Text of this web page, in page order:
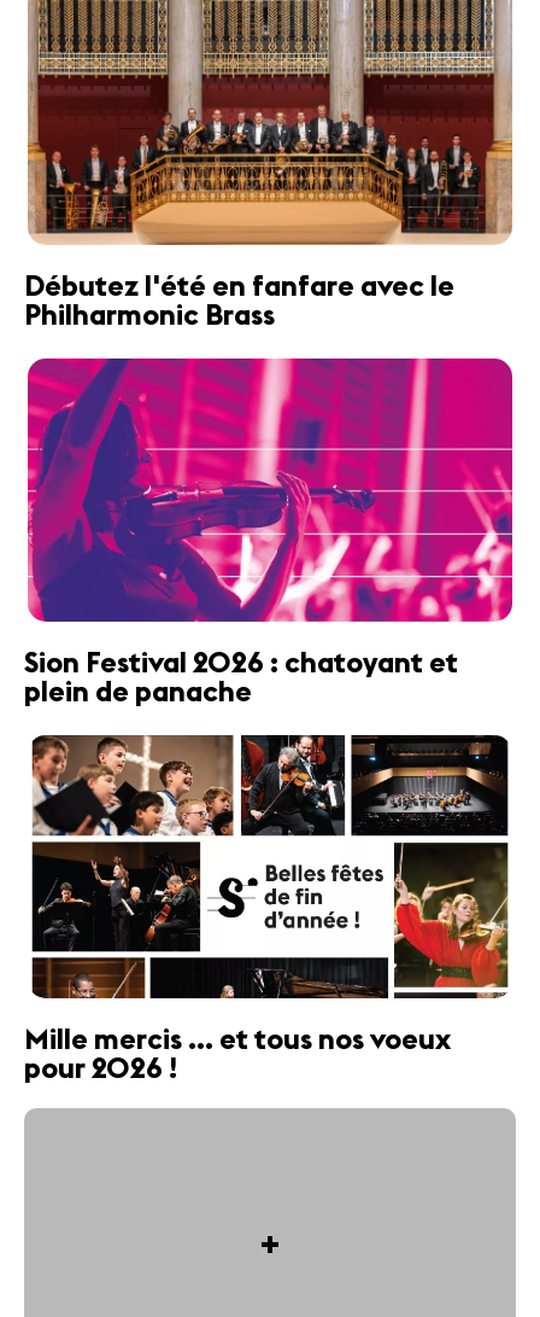
Débutez l'été en fanfare avec le
Philharmonic Brass
Sion Festival 2026 : chatoyant et
plein de panache
Mille mercis ... et tous nos voeux
pour 2026 !
+